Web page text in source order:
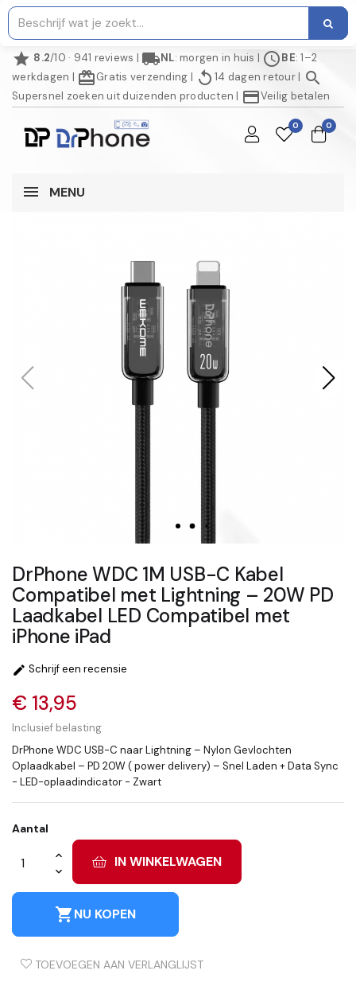
star 8.2/10 · 941 reviews | local_shippingNL: morgen in huis | scheduleBE: 1–2
werkdagen | redeemGratis verzending | replay 14 dagen retour| search
Supersnel zoeken uit duizenden producten | credit_cardVeilig betalen
0 0
MENU
DrPhone WDC 1M USB-C Kabel
Compatibel met Lightning – 20W PD
Laadkabel LED Compatibel met
iPhone iPad
 Schrijf een recensie
€ 13,95
Inclusief belasting
DrPhone WDC USB-C naar Lightning – Nylon Gevlochten
Oplaadkabel – PD 20W ( power delivery) – Snel Laden + Data Sync
- LED-oplaadindicator - Zwart
Aantal
IN WINKELWAGEN
shopping_cartNU KOPEN
TOEVOEGEN AAN VERLANGLIJST